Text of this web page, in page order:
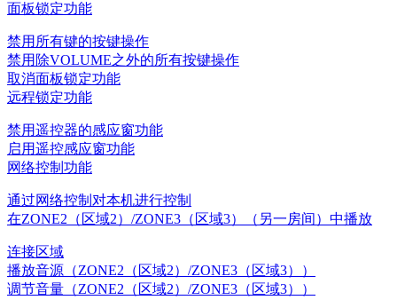
面板锁定功能
禁用所有键的按键操作
禁用除VOLUME之外的所有按键操作
取消面板锁定功能
远程锁定功能
禁用遥控器的感应窗功能
启用遥控感应窗功能
网络控制功能
通过网络控制对本机进行控制
在ZONE2（区域2）/ZONE3（区域3）（另一房间）中播放
连接区域
播放音源（ZONE2（区域2）/ZONE3（区域3））
调节音量（ZONE2（区域2）/ZONE3（区域3））